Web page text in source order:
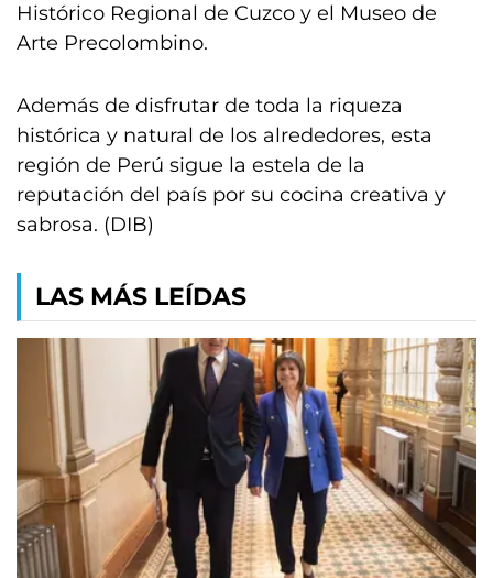
Histórico Regional de Cuzco y el Museo de
Arte Precolombino.
Además de disfrutar de toda la riqueza
histórica y natural de los alrededores, esta
región de Perú sigue la estela de la
reputación del país por su cocina creativa y
sabrosa. (DIB)
LAS MÁS LEÍDAS